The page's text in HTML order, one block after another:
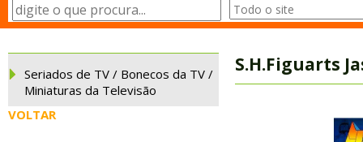
Seriados de TV / Bonecos da TV /
Miniaturas da Televisão
VOLTAR
S.H.Figuarts